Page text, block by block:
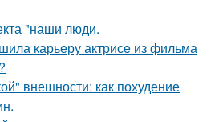
"наши люди.
карьеру актрисе из фильма
внешности: как похудение